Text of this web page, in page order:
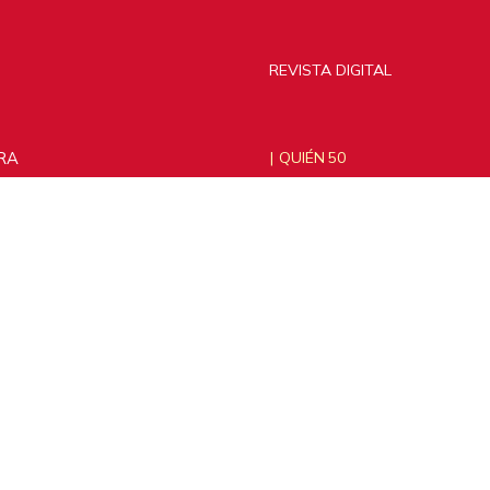
REVISTA DIGITAL
QUIÉN 50